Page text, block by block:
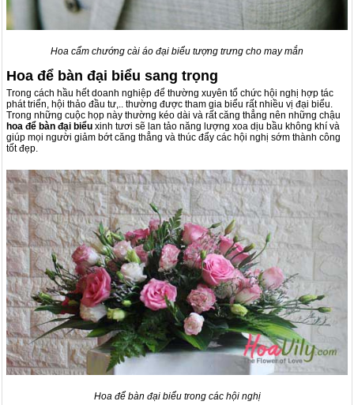
Hoa cẩm chướng cài áo đại biểu tượng trưng cho may mắn
Hoa để bàn đại biểu sang trọng
Trong cách hầu hết doanh nghiệp để thường xuyên tổ chức hội nghị hợp tác
phát triển, hội thảo đầu tư,.. thường được tham gia biểu rất nhiều vị đại biểu.
Trong những cuộc họp này thường kéo dài và rất căng thẳng nên những chậu
hoa để bàn đại biểu xinh tươi sẽ lan tảo năng lượng xoa dịu bầu không khí và
giúp mọi người giảm bớt căng thẳng và thúc đẩy các hội nghị sớm thành công
tốt đẹp.
Hoa để bàn đại biểu trong các hội nghị